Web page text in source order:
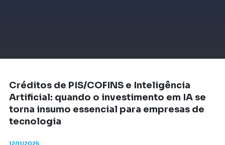
Créditos de PIS/COFINS e Inteligência
Artificial: quando o investimento em IA se
torna insumo essencial para empresas de
tecnologia
12/11/2025